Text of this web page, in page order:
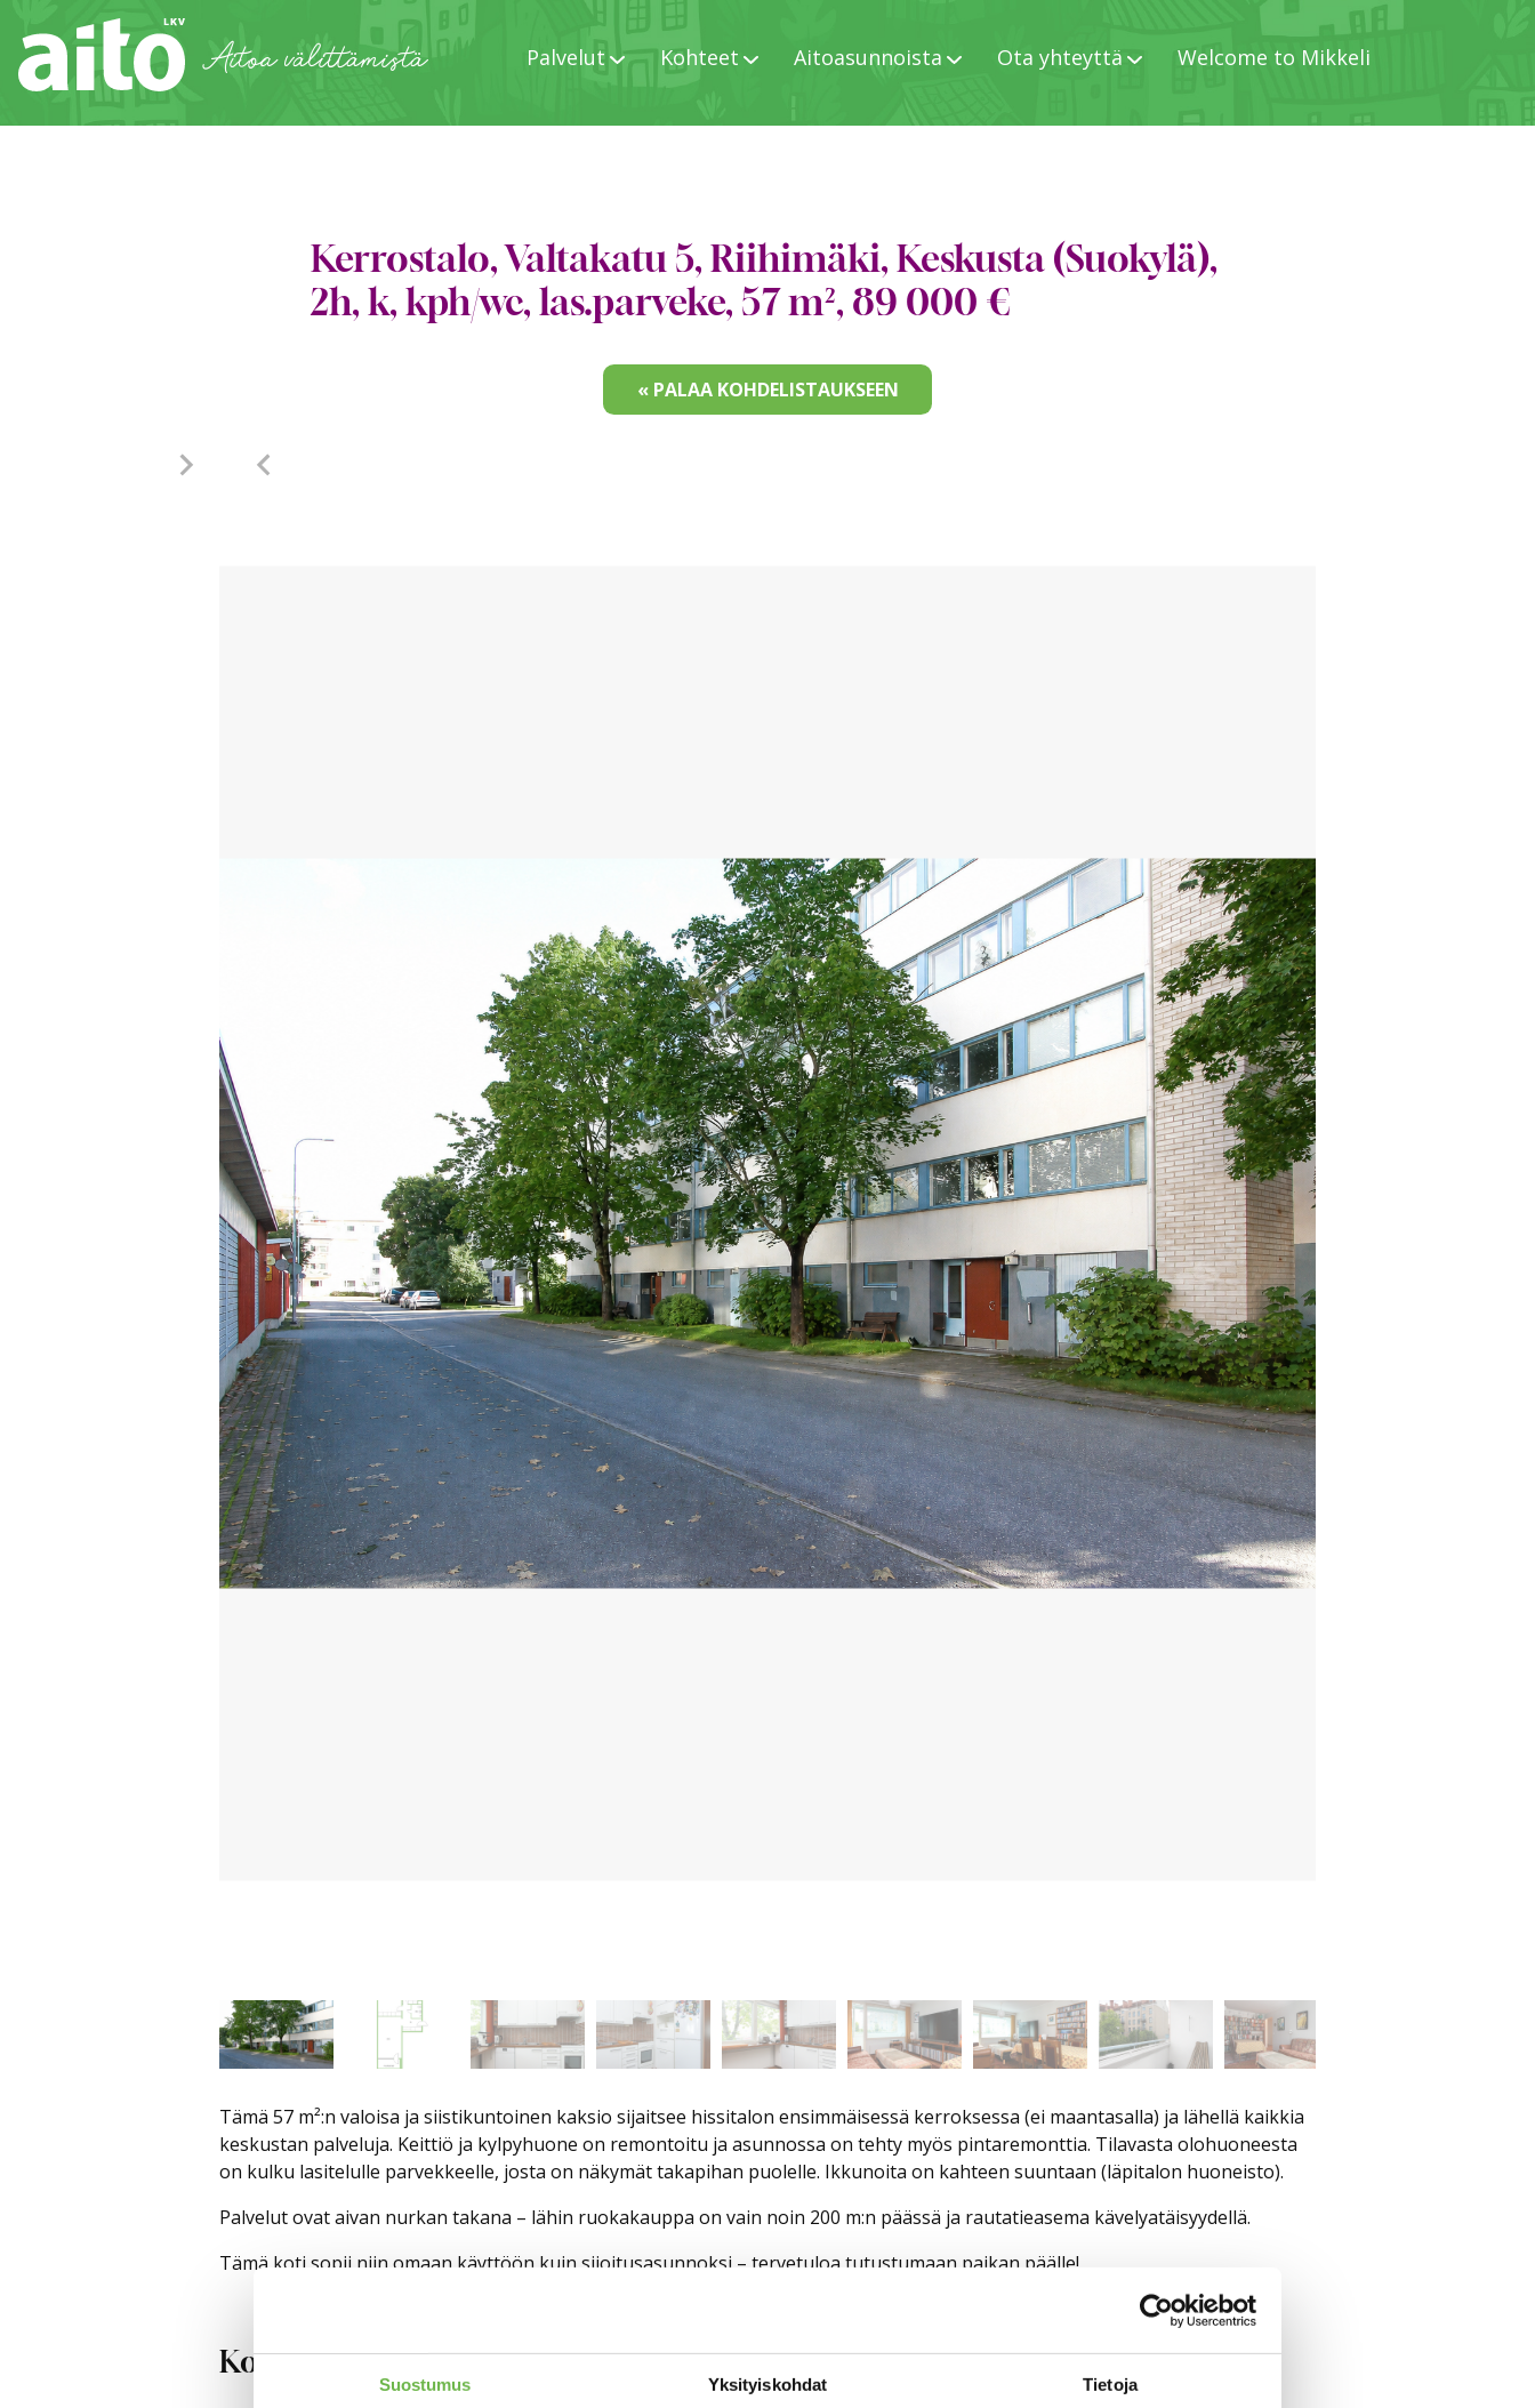
Suostumus Yksityiskohdat Tietoja
sisältöön
Aitoa välittämistä Palvelut Kohteet Aitoasunnoista Ota yhteyttä Welcome to Mikkeli
Kerrostalo, Valtakatu 5, Riihimäki, Keskusta (Suokylä),
2h, k, kph/wc, las.parveke, 57 m², 89 000 €
« PALAA KOHDELISTAUKSEEN
Tämä 57 m²:n valoisa ja siistikuntoinen kaksio sijaitsee hissitalon ensimmäisessä kerroksessa (ei maantasalla) ja lähellä kaikkia
keskustan palveluja. Keittiö ja kylpyhuone on remontoitu ja asunnossa on tehty myös pintaremonttia. Tilavasta olohuoneesta
on kulku lasitelulle parvekkeelle, josta on näkymät takapihan puolelle. Ikkunoita on kahteen suuntaan (läpitalon huoneisto).
Palvelut ovat aivan nurkan takana – lähin ruokakauppa on vain noin 200 m:n päässä ja rautatieasema kävelyatäisyydellä.
Tämä koti sopii niin omaan käyttöön kuin sijoitusasunnoksi – tervetuloa tutustumaan paikan päälle!
Kohdetta myy